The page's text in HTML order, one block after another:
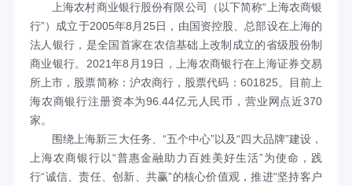
上海农村商业银行股份有限公司（以下简称“上海农商银
行”）成立于2005年8月25日，由国资控股、总部设在上海的
法人银行，是全国首家在农信基础上改制成立的省级股份制
商业银行。2021年8月19日，上海农商银行在上海证券交易
所上市，股票简称：沪农商行，股票代码：601825。目前上
海农商银行注册资本为96.44亿元人民币，营业网点近370
家。
围绕上海新三大任务、“五个中心”以及“四大品牌”建设，
上海农商银行以“普惠金融助力百姓美好生活”为使命，践
行“诚信、责任、创新、共赢”的核心价值观，推进“坚持客户